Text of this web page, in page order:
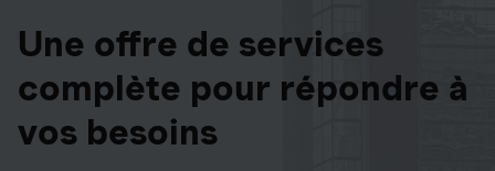
Une offre de services
complète pour répondre à
vos besoins